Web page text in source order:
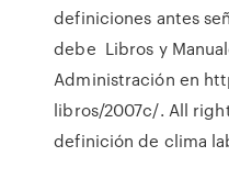
definiciones antes
debe Libros y
Administración en
libros/2007c/. All
definición de clima